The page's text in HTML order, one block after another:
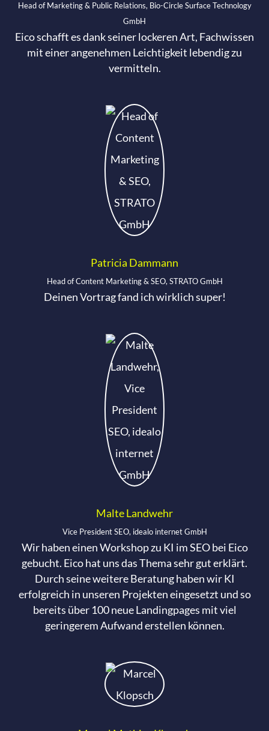
Head of Marketing & Public Relations, Bio-Circle Surface Technology
GmbH
Eico schafft es dank seiner lockeren Art, Fachwissen
mit einer angenehmen Leichtigkeit lebendig zu
vermitteln.
Patricia Dammann
Head of Content Marketing & SEO, STRATO GmbH
Deinen Vortrag fand ich wirklich super!
Malte Landwehr
Vice President SEO, idealo internet GmbH
Wir haben einen Workshop zu KI im SEO bei Eico
gebucht. Eico hat uns das Thema sehr gut erklärt.
Durch seine weitere Beratung haben wir KI
erfolgreich in unseren Projekten eingesetzt und so
bereits über 100 neue Landingpages mit viel
geringerem Aufwand erstellen können.